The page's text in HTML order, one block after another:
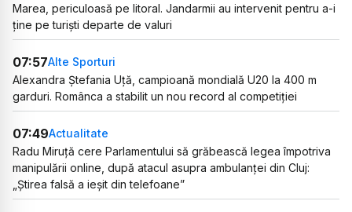
Marea, periculoasă pe litoral. Jandarmii au intervenit pentru a-i
ține pe turiști departe de valuri
07:57Alte Sporturi
Alexandra Ștefania Uță, campioană mondială U20 la 400 m
garduri. Românca a stabilit un nou record al competiției
07:49Actualitate
Radu Miruță cere Parlamentului să grăbească legea împotriva
manipulării online, după atacul asupra ambulanței din Cluj:
„Știrea falsă a ieșit din telefoane”